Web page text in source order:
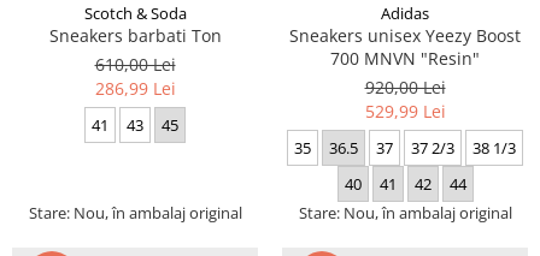
Scotch & Soda
Sneakers barbati Ton
610,00 Lei
286,99 Lei
41 43 45
Stare: Nou, în ambalaj original
Adidas
Sneakers unisex Yeezy Boost
700 MNVN "Resin"
920,00 Lei
529,99 Lei
35 36.5 37 37 2/3
38 1/3
40
41 42
44
Stare: Nou, în ambalaj original